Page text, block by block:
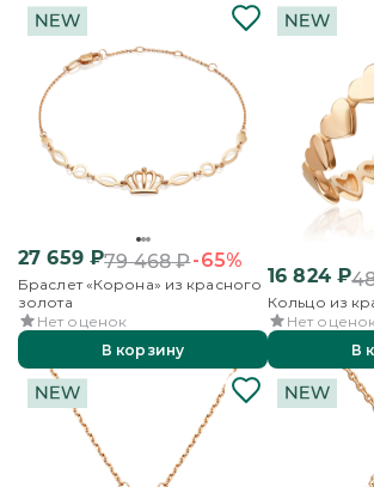
27 659₽79 468₽-65%
Браслет «Корона» из красного
золота
Нет оценок
В корзину
16 824₽
Кольцо из
Нет оценок
В